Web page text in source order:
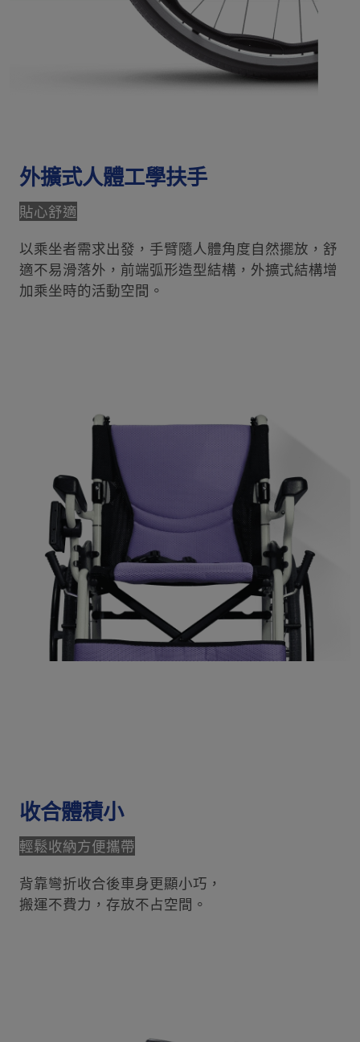
外擴式人體工學扶手
貼心舒適
以乘坐者需求出發，手臂隨人體角度自然擺放，舒
適不易滑落外，​前端弧形造型結構，外擴式結構增
加乘坐時的活動空間。
收合體積小
輕鬆收納方便攜帶
背靠彎折收合後車身更顯小巧，
搬運不費力，存放不占空間。